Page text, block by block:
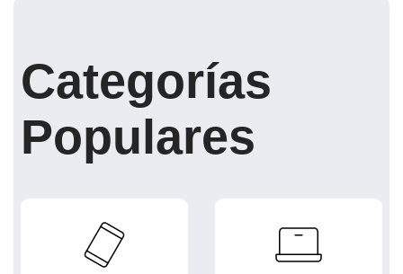
Categorías
Populares